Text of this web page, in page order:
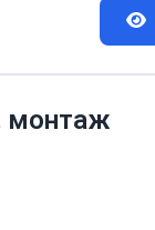
монтаж